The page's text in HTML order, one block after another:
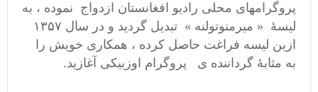
پروگرامهای محلی رادیو افغانستان ازدواج نموده ، به
لیسهٔ « میرمنوتولنه » تبدیل گردید و در سال ۱۳۵۷
ازین لیسه فراغت حاصل کرده ، همکاری خویش را
به مثابهٔ گرداننده ی پروگرام اوزبیکی آغازید.